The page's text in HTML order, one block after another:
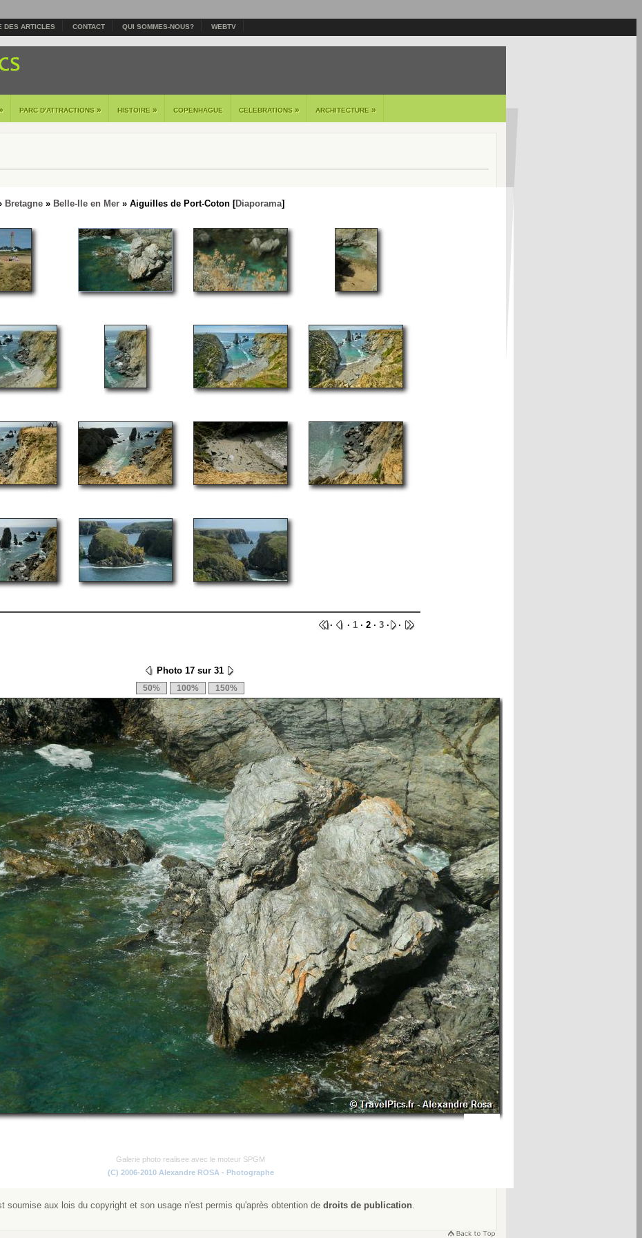
DES ARTICLES CONTACT QUI SOMMES-NOUS? WEBTV
PARC D'ATTRACTIONS » HISTOIRE » COPENHAGUE CELEBRATIONS » ARCHITECTURE »
Bretagne » Belle-Ile en Mer » Aiguilles de Port-Coton [Diaporama]
· · 1 · 2 · 3 · ·
Photo 17 sur 31
Galerie photo realisee avec le moteur SPGM
(C) 2006-2010 Alexandre ROSA - Photographe
soumise aux lois du copyright et son usage n'est permis qu'après obtention de droits de publication.